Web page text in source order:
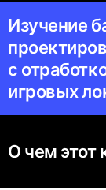
Изучение
с
игровых
О чем этот